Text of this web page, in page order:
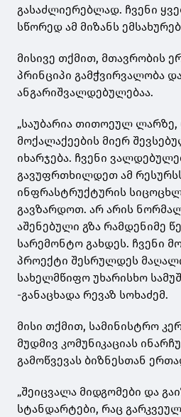
გასაძლიერებლად. ჩვენი
სწორედ ამ მიზანს
მისივე თქმით, მთავრობის
პრინციპი გამჭვირვალობა
ანგარიშვალდებულებაა.
„საუბარია თითოეულ
მოქალაქეების მიერ
იხარჯება. ჩვენი
გავუფრთხილდეთ ამ
ინფრასტრუქტურის
გავზარდოთ. არ არის
აშენებული გზა რამდენიმე
სარემონტო გახდეს. ჩვენი
პროექტი შესრულდეს
სახელმწიფო უხარისხო
-განაცხადა რევაზ სოხაძემ.
მისი თქმით, სამინისტრო
მუდმივ კომუნიკაციას
გამოწვევას ბიზნესთან
„შეიცვალა მიდგომები და
სტანდარტები, რაც